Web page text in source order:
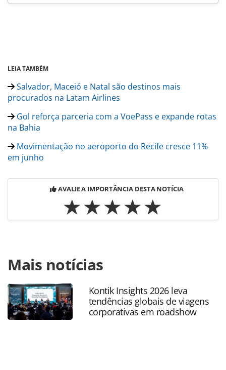
LEIA TAMBÉM
Salvador, Maceió e Natal são destinos mais
procurados na Latam Airlines
Gol reforça parceria com a VoePass e expande rotas
na Bahia
Movimentação no aeroporto do Recife cresce 11%
em junho
AVALIE A IMPORTÂNCIA DESTA NOTÍCIA
https://www.panrotas.com.br/destinos/pesquisas-e-
estatisticas/2021/07/sp-e-recife-sao-destinos-mais-
procurados-no-1o-semestre_183133.html ou as
ferramentas oferecidas na página. Todo o conteúdo
produzido pela PANROTAS Editora é protegido pela
legislação brasileira sobre direito autoral. Não reproduza o
Mais notícias
Kontik Insights 2026 leva
tendências globais de viagens
corporativas em roadshow